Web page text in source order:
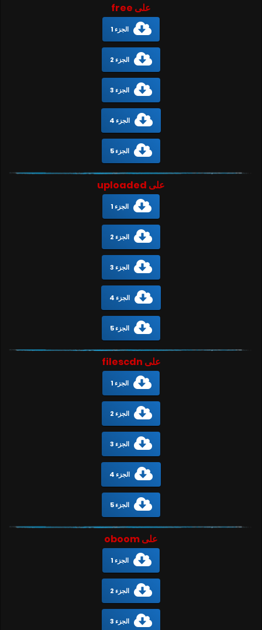
على free
الجزء 1
الجزء 2
الجزء 3
الجزء 4
الجزء 5
على uploaded
الجزء 1
الجزء 2
الجزء 3
الجزء 4
الجزء 5
على filescdn
الجزء 1
الجزء 2
الجزء 3
الجزء 4
الجزء 5
على oboom
الجزء 1
الجزء 2
الجزء 3